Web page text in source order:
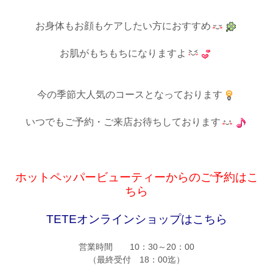
お身体もお顔もケアしたい方におすすめ
お肌がもちもちになりますよ
今の季節大人気のコースとなっております
いつでもご予約・ご来店お待ちしております
ホットペッパービューティーからのご予約はこ
ちら
TETEオンラインショップはこちら
営業時間 10：30～20：00
（最終受付 18：00迄）